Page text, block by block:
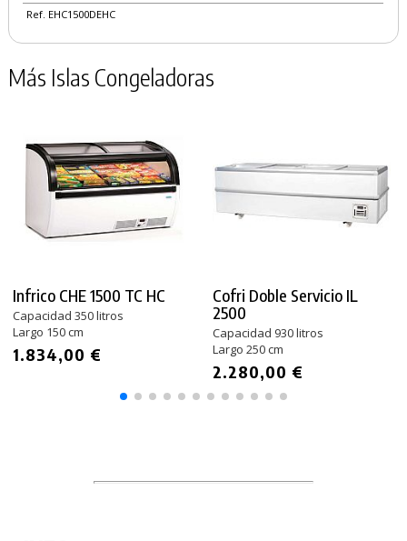
Ref. EHC1500DEHC
Más Islas Congeladoras
Infrico CHE 1500 TC HC
Capacidad 350 litros
Largo 150 cm
1.834,00 €
Cofri Doble Servicio IL
2500
Capacidad 930 litros
Largo 250 cm
2.280,00 €